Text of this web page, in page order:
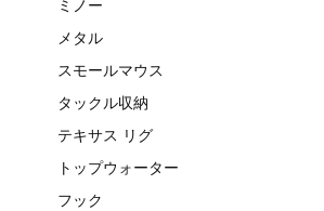
ミノー
メタル
スモールマウス
タックル収納
テキサス リグ
トップウォーター
フック